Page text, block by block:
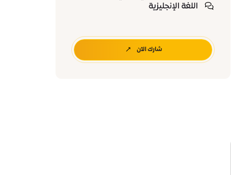
اللغة الإنجليزية
شارك الآن